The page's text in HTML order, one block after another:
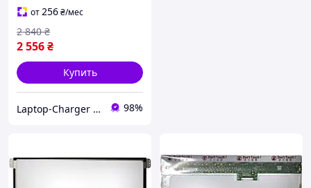
от256₴/мес
2 556₴
2 840 ₴
Купить
Laptop-Charger - интернет магазин комплектующих к ноутбукам 98%